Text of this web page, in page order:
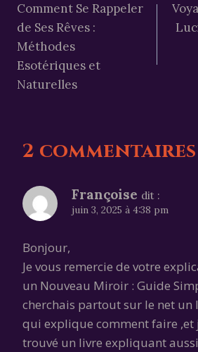
de
l’article
Comment Se Rappeler
de Ses Rêves :
Méthodes
Esotériques et
Naturelles
2 commentaires
Françoise dit :
juin 3, 2025 à 4:38 pm
Bonjour,
Je vous remercie de votre
un Nouveau Miroir : Guide
cherchais partout sur le net
qui explique comment faire ,et
trouvé un livre expliquant